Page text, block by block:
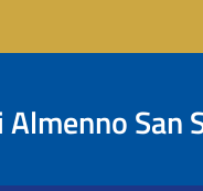
Almenno San